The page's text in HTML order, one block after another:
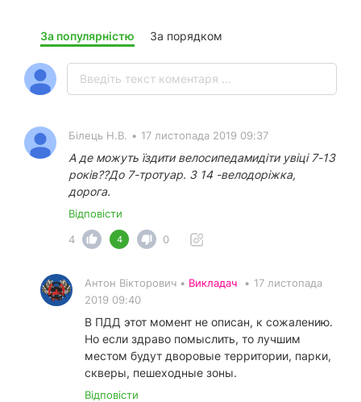
За популярністю За порядком
Білець Н.В. • 17 листопада 2019 09:37
А де можуть їздити велосипедамидіти увіці 7-13
років??До 7-тротуар. З 14 -велодоріжка,
дорога.
Відповісти
4
4 0
Антон Вікторович • Викладач • 17 листопада
2019 09:40
В ПДД этот момент не описан, к сожалению.
Но если здраво помыслить, то лучшим
местом будут дворовые территории, парки,
скверы, пешеходные зоны.
Відповісти